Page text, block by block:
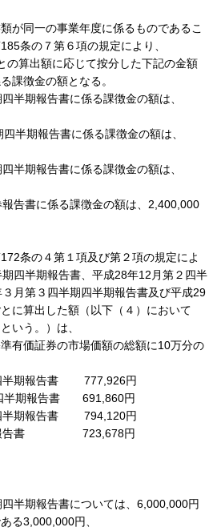
が同一の事業年度に係るものであるこ
条の７第６項の規定により、
の算出額に応じて按分した下記の金額
課徴金の額となる。
半期報告書に係る課徴金の額は、
半期報告書に係る課徴金の額は、
半期報告書に係る課徴金の額は、
報告書に係る課徴金の額は、2,400,000
条の４第１項及び第２項の規定によ
四半期報告書、平成28年12月第２四半
月第３四半期四半期報告書及び平成29
に算出した額（以下（４）において
いう。）は、
有価証券の市場価額の総額に10万分の
半期報告書 777,926円
半期報告書 691,860円
半期報告書 794,120円
券報告書 723,678円
半期報告書については、6,000,000円
る3,000,000円、